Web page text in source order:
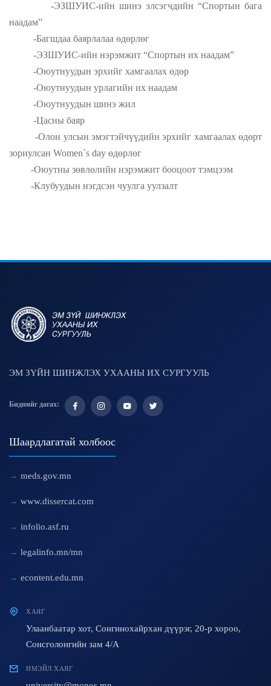
-ЭЗШУИС-ийн шинэ элсэгчдийн “Спортын бага
наадам”
-Багшдаа баярлалаа өдөрлөг
-ЭЗШУИС-ийн нэрэмжит “Спортын их наадам”
-Оюутнуудын эрхийг хамгаалах өдөр
-Оюутнуудын урлагийн их наадам
-Оюутнуудын шинэ жил
-Цасны баяр
-Олон улсын эмэгтэйчүүдийн эрхийг хамгаалах өдөрт
зориулсан Women`s day өдөрлөг
-Оюутны зөвлөлийн нэрэмжит бооцоот тэмцээм
-Клубуудын нэгдсэн чуулга уулзалт
ЭМ ЗҮЙН ШИНЖЛЭХ УХААНЫ ИХ СУРГУУЛЬ
Биднийг дагах:
Шаардлагатай холбоос
meds.gov.mn
www.dissercat.com
infolio.asf.ru
legalinfo.mn/mn
econtent.edu.mn
ХАЯГ
Улаанбаатар хот, Сонгинохайрхан дүүрэг, 20-р хороо,
Сонсголонгийн зам 4/A
ИМЭЙЛ ХАЯГ